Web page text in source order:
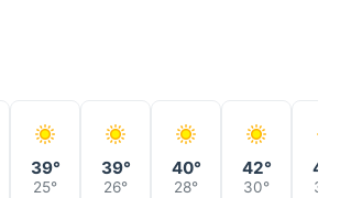
39°
25°
39°
26°
40°
28°
42°
30° 30°